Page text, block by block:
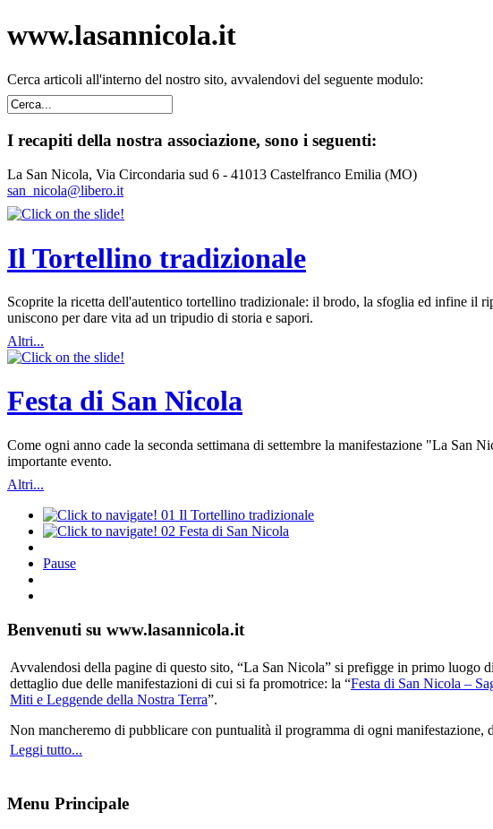
www.lasannicola.it
Cerca articoli all'interno del nostro sito, avvalendovi del seguente modulo:
I recapiti della nostra associazione, sono i seguenti:
La San Nicola, Via Circondaria sud 6 - 41013 Castelfranco Emilia (MO)
san_nicola@libero.it
Il Tortellino tradizionale
Scoprite la ricetta dell'autentico tortellino tradizionale: il brodo, la sfoglia ed infine il
uniscono per dare vita ad un tripudio di storia e sapori.
Altri...
Festa di San Nicola
Come ogni anno cade la seconda settimana di settembre la manifestazione "La San
importante evento.
Altri...
01 Il Tortellino tradizionale
02 Festa di San Nicola
Pause
Benvenuti su www.lasannicola.it
Avvalendosi della pagine di questo sito, “La San Nicola” si prefigge in primo luogo
dettaglio due delle manifestazioni di cui si fa promotrice: la “Festa di San Nicola –
Miti e Leggende della Nostra Terra”.
Non mancheremo di pubblicare con puntualità il programma di ogni
Leggi tutto...
Menu Principale